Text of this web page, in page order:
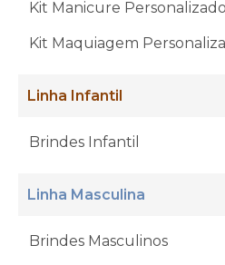
Kit Manicure Personalizado
Kit Maquiagem
Linha Infantil
Brindes Infantil
Linha Masculina
Brindes Masculinos